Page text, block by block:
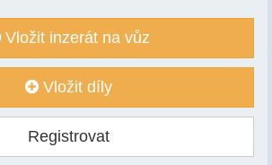
Vložit inzerát na vůz
Vložit díly
Registrovat